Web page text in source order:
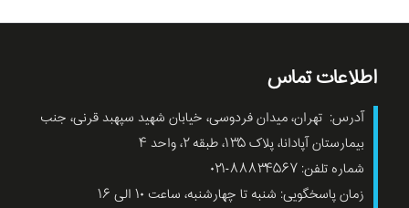
اطلاعات تماس
آدرس: تهران، میدان فردوسی، خیابان شهید سپهبد قرنی، جنب
بیمارستان آپادانا، پلاک ۱۳۵، طبقه ۲، واحد ۴
شماره تلفن: ۸۸۸۳۴۵۶۷-۰۲۱
زمان پاسخگویی: شنبه تا چهارشنبه، ساعت ۱۰ الی ۱۶